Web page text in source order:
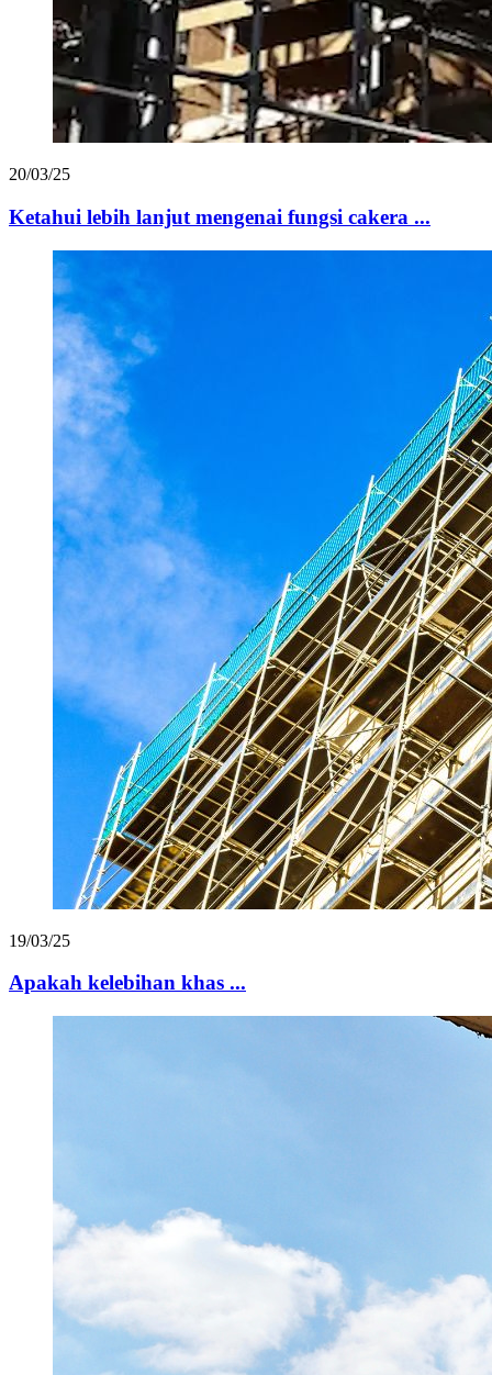
20/03/25
Ketahui lebih lanjut mengenai fungsi cakera ...
19/03/25
Apakah kelebihan khas ...